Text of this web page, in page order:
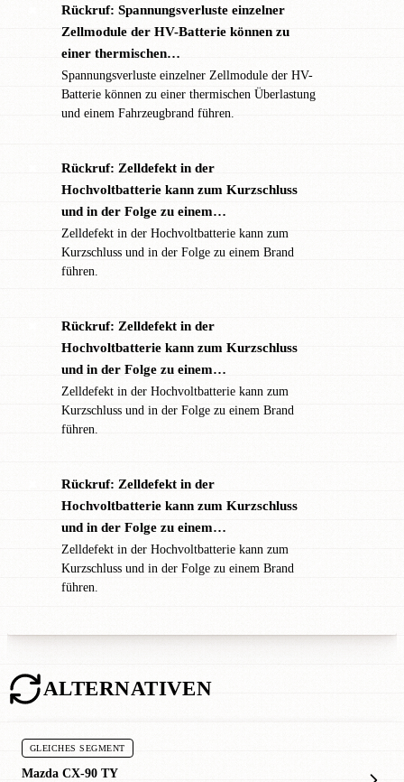
Rückruf: Spannungsverluste einzelner
Zellmodule der HV-Batterie können zu
einer thermischen…
Spannungsverluste einzelner Zellmodule der HV-
Batterie können zu einer thermischen Überlastung
und einem Fahrzeugbrand führen.
Rückruf: Zelldefekt in der
Hochvoltbatterie kann zum Kurzschluss
und in der Folge zu einem…
Zelldefekt in der Hochvoltbatterie kann zum
Kurzschluss und in der Folge zu einem Brand
führen.
Rückruf: Zelldefekt in der
Hochvoltbatterie kann zum Kurzschluss
und in der Folge zu einem…
Zelldefekt in der Hochvoltbatterie kann zum
Kurzschluss und in der Folge zu einem Brand
führen.
Rückruf: Zelldefekt in der
Hochvoltbatterie kann zum Kurzschluss
und in der Folge zu einem…
Zelldefekt in der Hochvoltbatterie kann zum
Kurzschluss und in der Folge zu einem Brand
führen.
ALTERNATIVEN
GLEICHES SEGMENT
Mazda CX-90 TY